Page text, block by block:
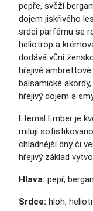
pepře, svěží
dojem jiskřivého
srdci parfému se
heliotrop a
dodává vůni
hřejivé
balsamické
hřejivý dojem a
Eternal Ember je
milují
chladnější dny či
hřejivý základ
Hlava: pepř,
Srdce: hloh,